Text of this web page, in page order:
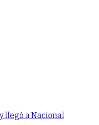
llegó a Nacional